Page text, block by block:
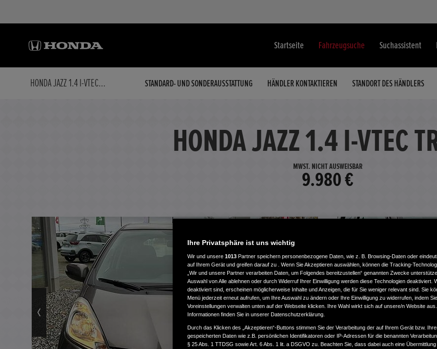
Startseite Fahrzeugsuche Suchassistent
HONDA JAZZ 1.4 I-VTEC TREND STANDARD- UND SONDERAUSSTATTUNG HÄNDLER KONTAKTIEREN STANDORT DES HÄNDLERS
HONDA JAZZ 1.4 I-VTEC
MWST. NICHT AUSWEISBAR
9.980 €
Ihre Privatsphäre ist uns wichtig
Wir und unsere 1013 Partner speichern personenbezogene Daten, wie z. B. Browsing-Daten oder
auf Ihrem Gerät und greifen darauf zu . Wenn Sie Akzeptieren auswählen, können die Tracking-
„Wir und unsere Partner verarbeiten Daten, um Folgendes bereitzustellen“ genannten Zwecke
Auswahl von Alle ablehnen oder durch Widerruf Ihrer Einwilligung werden diese Technologien deaktiviert.
deaktiviert sind, erscheinen möglicherweise Inhalte und Anzeigen, die für Sie weniger relevant sind. Sie
Menü jederzeit erneut aufrufen, um Ihre Auswahl zu ändern oder Ihre Einwilligung zu widerrufen, indem
Voreinstellungen verwalten unten auf der Webseite klicken. Ihre Wahl wirkt sich auf unsere/n Website
Informationen finden Sie in unserer Datenschutzerklärung.
Durch das Klicken des „Akzeptieren“-Buttons stimmen Sie der Verarbeitung der auf Ihrem Gerät bzw.
gespeicherten Daten wie z.B. persönlichen Identifikatoren oder IP-Adressen für die benannten
§ 25 Abs. 1 TTDSG sowie Art. 6 Abs. 1 lit. a DSGVO zu. Beachten Sie, dass dabei auch eine Übermittlung